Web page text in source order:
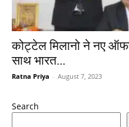
कोट्टेल मिलानो ने नए
साथ भारत...
Ratna Priya - August 7, 2023
Search